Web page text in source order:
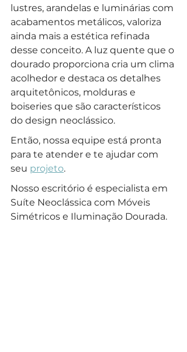
lustres, arandelas e luminárias com
acabamentos metálicos, valoriza
ainda mais a estética refinada
desse conceito. A luz quente que o
dourado proporciona cria um clima
acolhedor e destaca os detalhes
arquitetônicos, molduras e
boiseries que são característicos
do design neoclássico.
Então, nossa equipe está pronta
para te atender e te ajudar com
seu projeto.
Nosso escritório é especialista em
Suíte Neoclássica com Móveis
Simétricos e Iluminação Dourada.